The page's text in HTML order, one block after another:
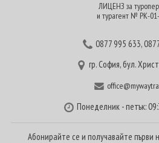
ЛИЦЕНЗ за
и турагент № РК-
0877 995 633,
гр. София, бул.
Понеделник - петък:
Абонирайте се и получавайте